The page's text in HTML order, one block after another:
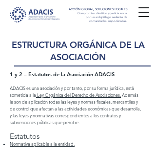
ACCIÓN GLOBAL, SOLUCIONES LOCALES
Compromiso climático y justicia social
por un archipiélago resiliente de
comunidades empoderadas.
ESTRUCTURA ORGÁNICA DE LA
ASOCIACIÓN
1 y 2 – Estatutos de la Asociación ADACIS
ADACIS es una asociación y por tanto, por su forma jurídica, está
sometida a la Ley Orgánica del Derecho de Asociaciones. Además
le son de aplicación todas las leyes y normas fiscales, mercantiles y
de control que afectan a las actividades económicas que desarrolla,
y las leyes y normativas correspondientes a los contratos y
subvenciones públicas que percibe.
Estatutos
Normativa aplicable a la entidad.